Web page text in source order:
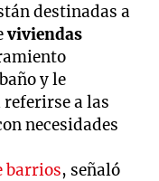
destinadas a
viviendas
y le
a las
necesidades
barrios, señaló